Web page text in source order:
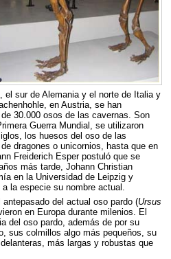
el sur de Alemania y el norte de Italia y
en Austria, se han
30.000 osos de las cavernas. Son
Guerra Mundial, se utilizaron
los huesos del oso de las
dragones o unicornios, hasta que en
Freiderich Esper postuló que se
más tarde, Johann Christian
en la Universidad de Leipzig y
la especie su nombre actual.
del actual oso pardo (Ursus
en Europa durante milenios. El
del oso pardo, además de por su
sus colmillos algo más pequeños, su
más largas y robustas que